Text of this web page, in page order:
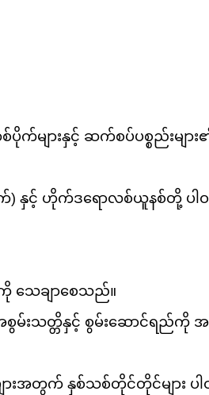
ျားနှင့် ဆက်စပ်ပစ္စည်းများ၏
တွက်) နှင့် ဟိုက်ဒရောလစ်ယူနစ်တို့ ပ
သေချာစေသည်။
းသတ္တိနှင့် စွမ်းဆောင်ရည်ကို အ
ျားအတွက် နှစ်သစ်တိုင်တိုင်များ ပ